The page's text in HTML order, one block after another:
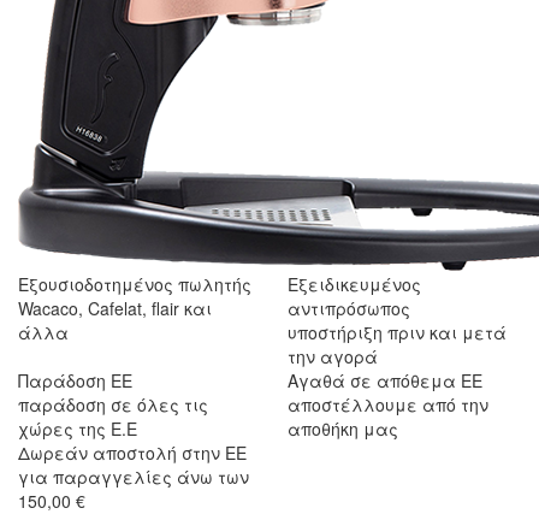
Εξουσιοδοτημένος πωλητής
Wacaco, Cafelat, flair και
άλλα
Εξειδικευμένος
αντιπρόσωπος
υποστήριξη πριν και μετά
την αγορά
Παράδοση ΕΕ
παράδοση σε όλες τις
χώρες της Ε.Ε
Αγαθά σε απόθεμα ΕΕ
αποστέλλουμε από την
αποθήκη μας
Δωρεάν αποστολή στην ΕΕ
για παραγγελίες άνω των
150,00 €